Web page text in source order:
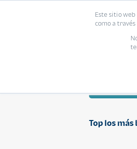
Este sitio
como a
Top los